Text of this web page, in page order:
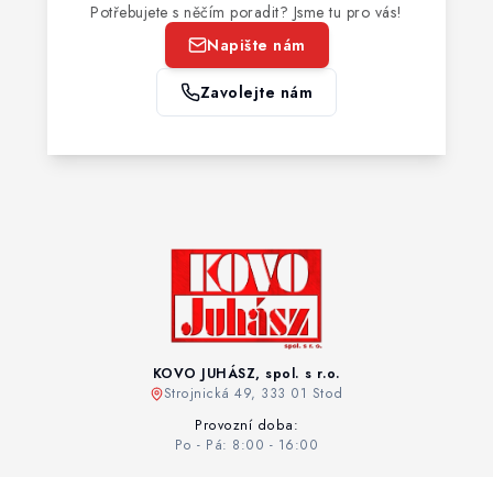
Potřebujete s něčím poradit? Jsme tu pro vás!
Napište nám
Zavolejte nám
KOVO JUHÁSZ, spol. s r.o.
Strojnická 49, 333 01 Stod
Provozní doba:
Po - Pá: 8:00 - 16:00